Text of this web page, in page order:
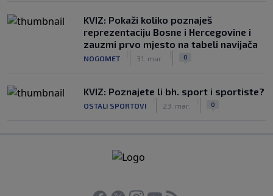
KVIZ: Pokaži koliko poznaješ
reprezentaciju Bosne i Hercegovine i
zauzmi prvo mjesto na tabeli navijača
NOGOMET 31. mar. 0
KVIZ: Poznajete li bh. sport i sportiste?
OSTALI SPORTOVI 23. mar. 0